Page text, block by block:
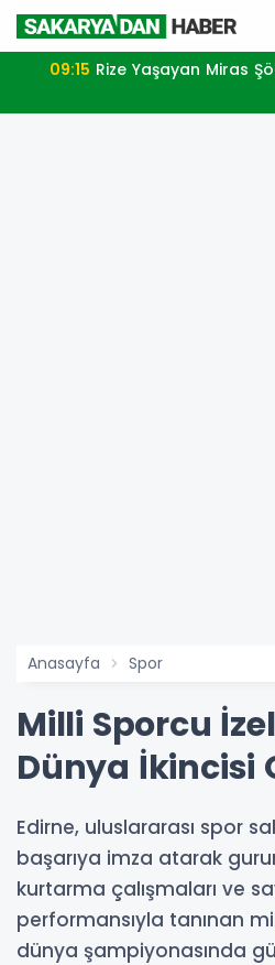
09:15 Rize Yaşayan Miras
Anasayfa Spor
Milli Sporcu
Dünya İkincisi
Edirne, uluslararası spor
başarıya imza atarak
kurtarma çalışmaları ve
performansıyla tanınan
dünya şampiyonasında